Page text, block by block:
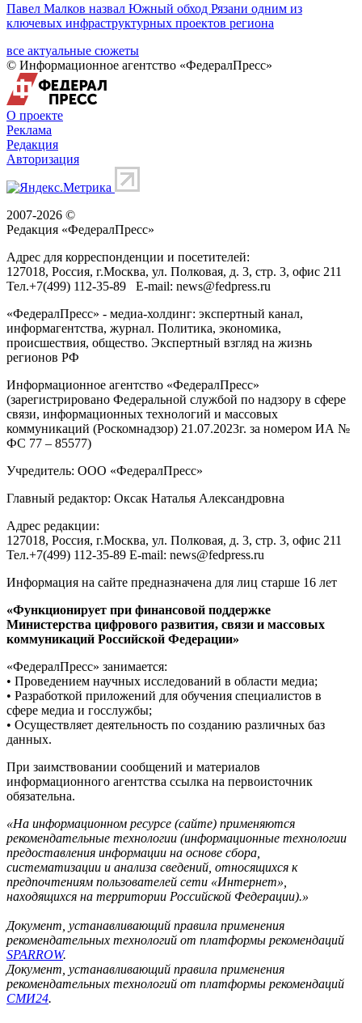
Павел Малков назвал Южный обход Рязани одним из
ключевых инфраструктурных проектов региона
все актуальные сюжеты
© Информационное агентство «ФедералПресс»
О проекте
Реклама
Редакция
Авторизация
2007-2026 ©
Редакция «ФедералПресс»
Адрес для корреспонденции и посетителей:
127018, Россия, г.Москва, ул. Полковая, д. 3, стр. 3, офис 211
Тел.+7(499) 112-35-89 E-mail: news@fedpress.ru
«ФедералПресс» - медиа-холдинг: экспертный канал,
информагентства, журнал. Политика, экономика,
происшествия, общество. Экспертный взгляд на жизнь
регионов РФ
Информационное агентство «ФедералПресс»
(зарегистрировано Федеральной службой по надзору в сфере
связи, информационных технологий и массовых
коммуникаций (Роскомнадзор) 21.07.2023г. за номером ИА №
ФС 77 – 85577)
Учредитель: ООО «ФедералПресс»
Главный редактор: Оксак Наталья Александровна
Адрес редакции:
127018, Россия, г.Москва, ул. Полковая, д. 3, стр. 3, офис 211
Тел.+7(499) 112-35-89 E-mail: news@fedpress.ru
Информация на сайте предназначена для лиц старше 16 лет
«Функционирует при финансовой поддержке
Министерства цифрового развития, связи и массовых
коммуникаций Российской Федерации»
«ФедералПресс» занимается:
• Проведением научных исследований в области медиа;
• Разработкой приложений для обучения специалистов в
сфере медиа и госслужбы;
• Осуществляет деятельность по созданию различных баз
данных.
При заимствовании сообщений и материалов
информационного агентства ссылка на первоисточник
обязательна.
«На информационном ресурсе (сайте) применяются
рекомендательные технологии (информационные технологии
предоставления информации на основе сбора,
систематизации и анализа сведений, относящихся к
предпочтениям пользователей сети «Интернет»,
находящихся на территории Российской Федерации).»
Документ, устанавливающий правила применения
рекомендательных технологий от платформы рекомендаций
SPARROW.
Документ, устанавливающий правила применения
рекомендательных технологий от платформы рекомендаций
СМИ24.